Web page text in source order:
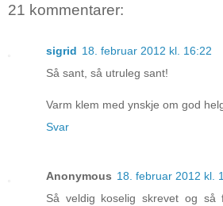
21 kommentarer:
sigrid 18. februar 2012 kl. 16:22
Så sant, så utruleg sant!
Varm klem med ynskje om god
Svar
Anonymous 18. februar 2012 kl.
Så veldig koselig skrevet og